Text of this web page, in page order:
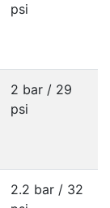
psi
2 bar / 29
psi
2.2 bar / 32